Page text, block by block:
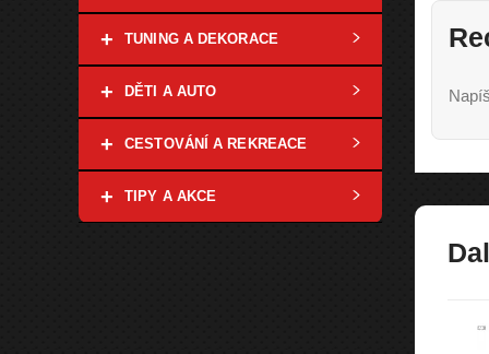
+ TUNING A DEKORACE
+ DĚTI A AUTO
+ CESTOVÁNÍ A REKREACE
+ TIPY A AKCE